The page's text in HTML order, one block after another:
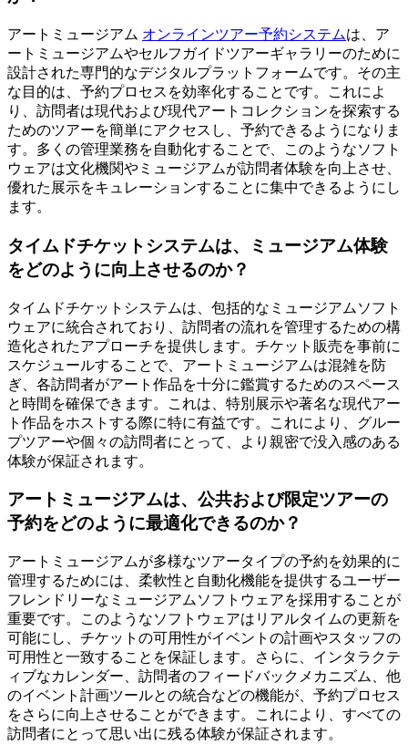
アートミュージアム オンラインツアー予約システムは、ア
ートミュージアムやセルフガイドツアーギャラリーのために
設計された専門的なデジタルプラットフォームです。その主
な目的は、予約プロセスを効率化することです。これによ
り、訪問者は現代および現代アートコレクションを探索する
ためのツアーを簡単にアクセスし、予約できるようになりま
す。多くの管理業務を自動化することで、このようなソフト
ウェアは文化機関やミュージアムが訪問者体験を向上させ、
優れた展示をキュレーションすることに集中できるようにし
ます。
タイムドチケットシステムは、ミュージアム体験
をどのように向上させるのか？
タイムドチケットシステムは、包括的なミュージアムソフト
ウェアに統合されており、訪問者の流れを管理するための構
造化されたアプローチを提供します。チケット販売を事前に
スケジュールすることで、アートミュージアムは混雑を防
ぎ、各訪問者がアート作品を十分に鑑賞するためのスペース
と時間を確保できます。これは、特別展示や著名な現代アー
ト作品をホストする際に特に有益です。これにより、グルー
プツアーや個々の訪問者にとって、より親密で没入感のある
体験が保証されます。
アートミュージアムは、公共および限定ツアーの
予約をどのように最適化できるのか？
アートミュージアムが多様なツアータイプの予約を効果的に
管理するためには、柔軟性と自動化機能を提供するユーザー
フレンドリーなミュージアムソフトウェアを採用することが
重要です。このようなソフトウェアはリアルタイムの更新を
可能にし、チケットの可用性がイベントの計画やスタッフの
可用性と一致することを保証します。さらに、インタラクテ
ィブなカレンダー、訪問者のフィードバックメカニズム、他
のイベント計画ツールとの統合などの機能が、予約プロセス
をさらに向上させることができます。これにより、すべての
訪問者にとって思い出に残る体験が保証されます。